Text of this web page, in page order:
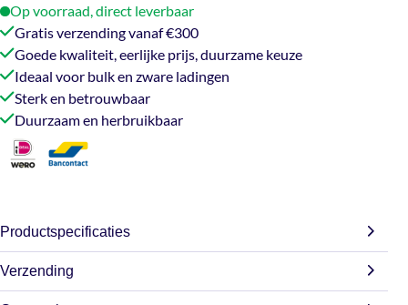
90
110
aantal
Op voorraad, direct leverbaar
Gratis verzending vanaf €300
Goede kwaliteit, eerlijke prijs, duurzame keuze
Ideaal voor bulk en zware ladingen
Sterk en betrouwbaar
Duurzaam en herbruikbaar
Productspecificaties
Afmetingen 90 × 90 × 110 cm
Verzending